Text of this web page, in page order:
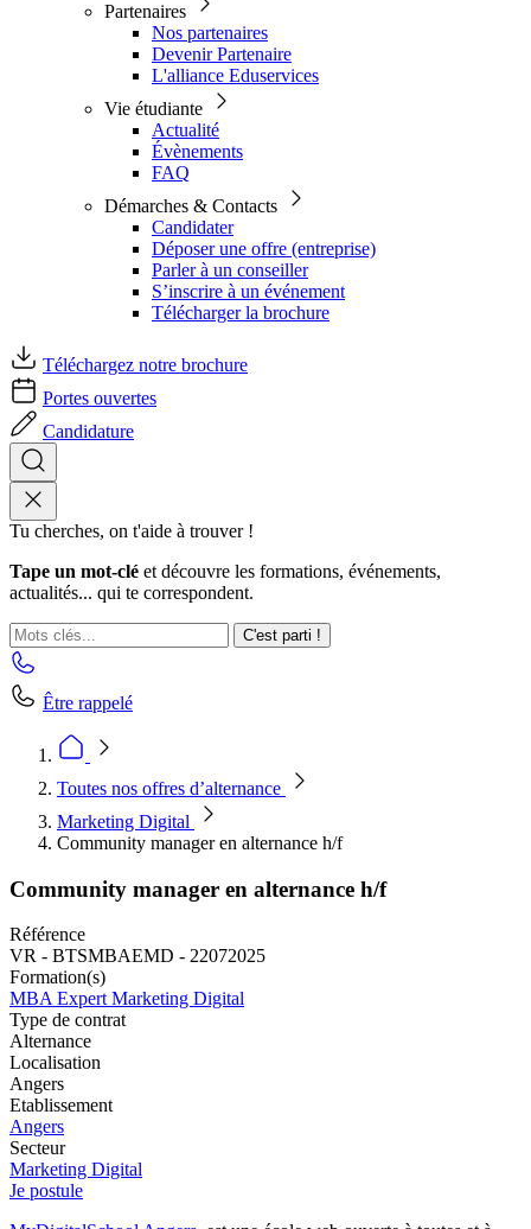
Partenaires
Nos partenaires
Devenir Partenaire
L'alliance Eduservices
Vie étudiante
Actualité
Évènements
FAQ
Démarches & Contacts
Candidater
Déposer une offre (entreprise)
Parler à un conseiller
S’inscrire à un événement
Télécharger la brochure
Téléchargez notre brochure
Portes ouvertes
Candidature
Tu cherches, on t'aide à trouver !
Tape un mot-clé et découvre les formations, événements,
actualités... qui te correspondent.
C'est parti !
Être rappelé
Toutes nos offres d’alternance
Marketing Digital
Community manager en alternance h/f
Community manager en alternance h/f
Référence
VR - BTSMBAEMD - 22072025
Formation(s)
MBA Expert Marketing Digital
Type de contrat
Alternance
Localisation
Angers
Etablissement
Angers
Secteur
Marketing Digital
Je postule